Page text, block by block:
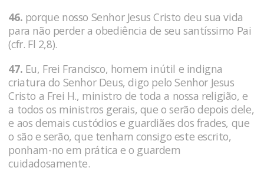
46. porque nosso Senhor Jesus Cristo deu sua vida
para não perder a obediência de seu santíssimo Pai
(cfr. Fl 2,8).
47. Eu, Frei Francisco, homem inútil e indigna
criatura do Senhor Deus, digo pelo Senhor Jesus
Cristo a Frei H., ministro de toda a nossa religião, e
a todos os ministros gerais, que o serão depois dele,
e aos demais custódios e guardiães dos frades, que
o são e serão, que tenham consigo este escrito,
ponham-no em prática e o guardem
cuidadosamente.